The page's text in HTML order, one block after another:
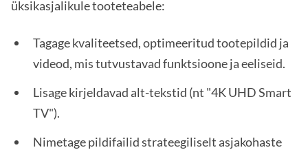
üksikasjalikule tooteteabele:
Tagage kvaliteetsed, optimeeritud tootepildid ja
videod, mis tutvustavad funktsioone ja eeliseid.
Lisage kirjeldavad alt-tekstid (nt "4K UHD Smart
TV").
Nimetage pildifailid strateegiliselt asjakohaste